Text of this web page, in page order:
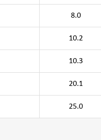
8.0
10.2
10.3
20.1
25.0